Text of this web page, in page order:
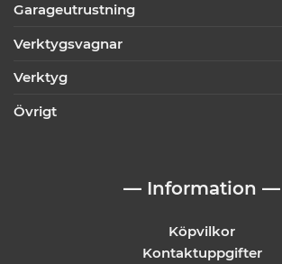
Garageutrustning
Verktygsvagnar
Verktyg
Övrigt
— Information —
Köpvilkor
Kontaktuppgifter